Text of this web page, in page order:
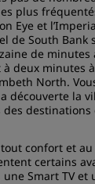
plus
Eye et
de South Bank
de minutes
deux minutes
North.
découverte la
destinations
confort et au
certains
Smart TV et